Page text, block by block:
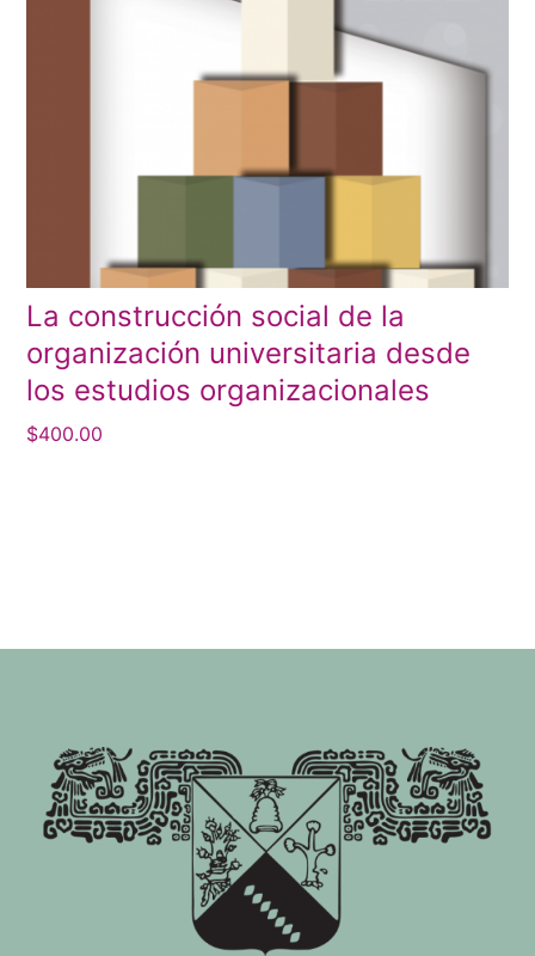
La construcción social de la
organización universitaria desde
los estudios organizacionales
$400.00